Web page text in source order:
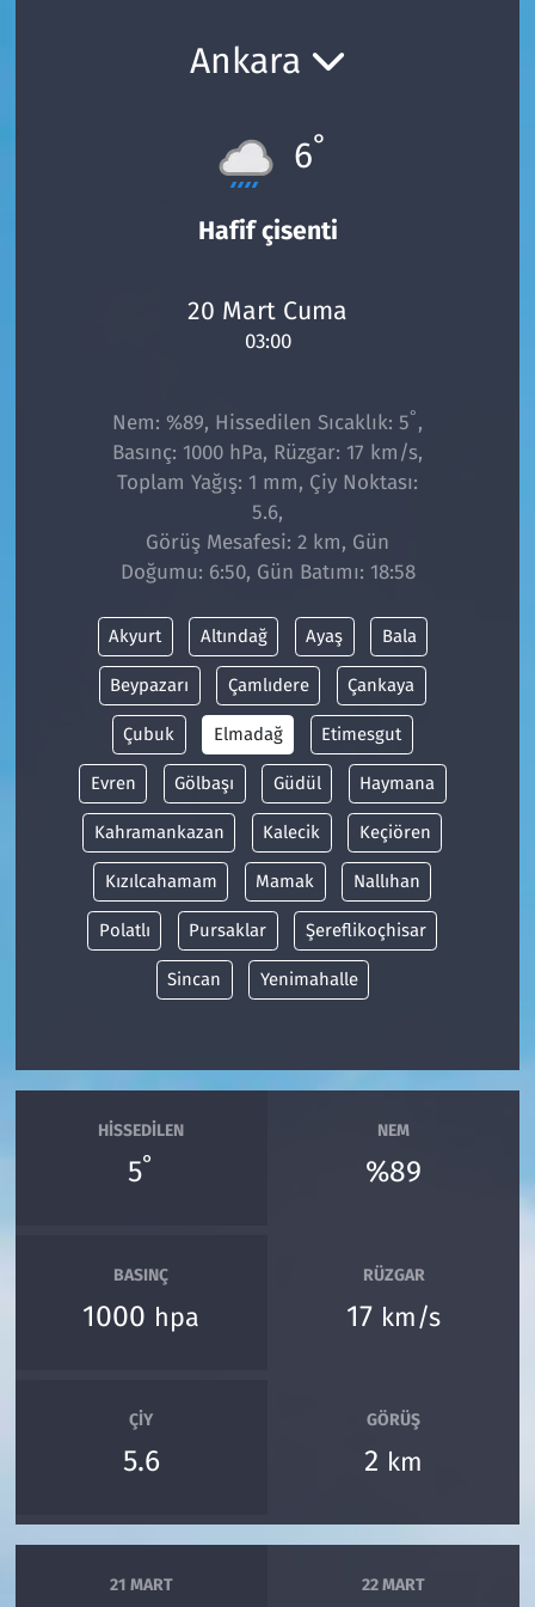
Ankara
6°
Hafif çisenti
20 Mart Cuma
03:00
Nem: %89, Hissedilen Sıcaklık: 5° ,
Basınç: 1000 hPa, Rüzgar: 17 km/s,
Toplam Yağış: 1 mm, Çiy Noktası:
5.6,
Görüş Mesafesi: 2 km, Gün
Doğumu: 6:50, Gün Batımı: 18:58
Akyurt Altındağ Ayaş Bala
Beypazarı Çamlıdere Çankaya
Çubuk Elmadağ Etimesgut
Evren Gölbaşı Güdül Haymana
Kahramankazan Kalecik Keçiören
Kızılcahamam Mamak Nallıhan
Polatlı Pursaklar Şereflikoçhisar
Sincan Yenimahalle
HISSEDILEN
5°
NEM
%89
BASINÇ
1000 hpa
RÜZGAR
17 km/s
ÇIY
5.6
GÖRÜŞ
2 km
21 MART 22 MART
Saray
Spor
Süleymanpaşa
Tekirdağ